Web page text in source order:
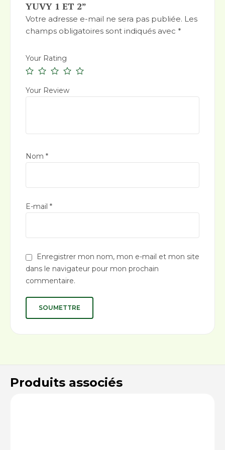
YUVY 1 ET 2”
Votre adresse e-mail ne sera pas publiée. Les
champs obligatoires sont indiqués avec *
Your Rating
Your Review
Nom *
E-mail *
Enregistrer mon nom, mon e-mail et mon site
dans le navigateur pour mon prochain
commentaire.
Produits associés